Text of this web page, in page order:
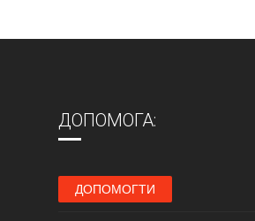
ДОПОМОГА:
ДОПОМОГТИ